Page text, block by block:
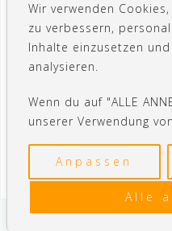
Wir verwenden
zu verbessern,
Inhalte einzusetzen
analysieren.
Wenn du auf "ALLE
unserer Verwendung
Anpassen
Alle
und Anfrage.
Hier geht‘s zur
persönlichen
Personal-Training.